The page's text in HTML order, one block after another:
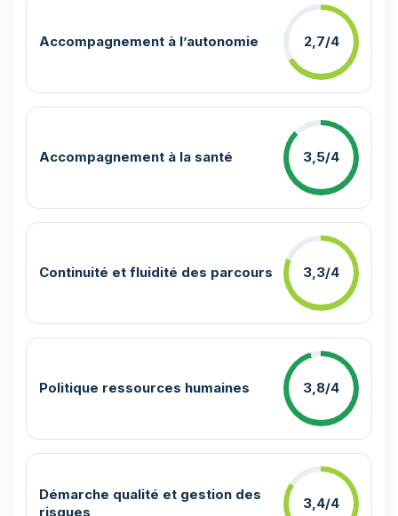
Accompagnement à l’autonomie 2,7/4
Accompagnement à la santé 3,5/4
Continuité et fluidité des parcours 3,3/4
Politique ressources humaines 3,8/4
Démarche qualité et gestion des
risques
3,4/4